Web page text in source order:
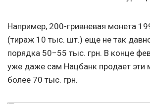
Например, 200-гривневая монета
(тираж 10 тыс. шт.) еще не так
порядка 50−55 тыс. грн. В конце
уже даже сам Нацбанк продает эти
более 70 тыс. грн.